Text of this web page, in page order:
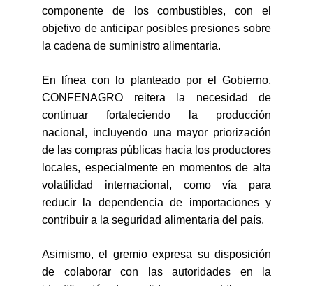
componente de los combustibles, con el
objetivo de anticipar posibles presiones sobre
la cadena de suministro alimentaria.
En línea con lo planteado por el Gobierno,
CONFENAGRO reitera la necesidad de
continuar fortaleciendo la producción
nacional, incluyendo una mayor priorización
de las compras públicas hacia los productores
locales, especialmente en momentos de alta
volatilidad internacional, como vía para
reducir la dependencia de importaciones y
contribuir a la seguridad alimentaria del país.
Asimismo, el gremio expresa su disposición
de colaborar con las autoridades en la